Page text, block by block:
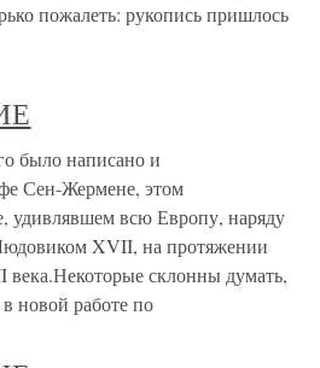
пожалеть: рукопись пришлось
написано и
Сен-Жермене, этом
удивлявшем всю Европу, наряду
XVII, на протяжении
склонны думать,
новой работе по